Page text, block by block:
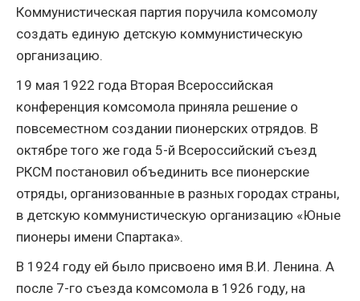
Коммунистическая партия поручила комсомолу
создать единую детскую коммунистическую
организацию.
19 мая 1922 года Вторая Всероссийская
конференция комсомола приняла решение о
повсеместном создании пионерских отрядов. В
октябре того же года 5-й Всероссийский съезд
РКСМ постановил объединить все пионерские
отряды, организованные в разных городах страны,
в детскую коммунистическую организацию «Юные
пионеры имени Спартака».
В 1924 году ей было присвоено имя В.И. Ленина. А
после 7-го съезда комсомола в 1926 году, на